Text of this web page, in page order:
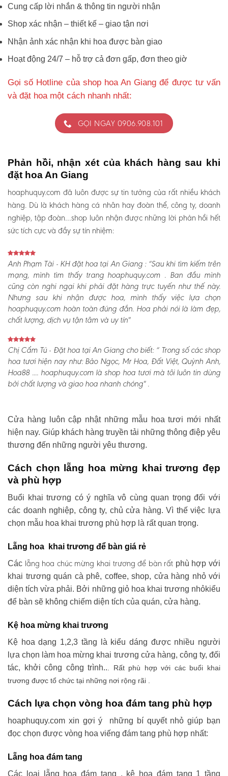
Cung cấp lời nhắn & thông tin người nhận
Shop xác nhận – thiết kế – giao tận nơi
Nhận ảnh xác nhận khi hoa được bàn giao
Hoạt động 24/7 – hỗ trợ cả đơn gấp, đơn theo giờ
Gọi số Hotline của shop hoa An Giang để được tư vấn
và đặt hoa một cách nhanh nhất:
GỌI NGAY 0906.908.101
Phản hồi, nhận xét của khách hàng sau khi
đặt hoa An Giang
hoaphuquy.com đã luôn được sự tin tưởng của rất nhiều khách
hàng. Dù là khách hàng cá nhân hay đoàn thể, công ty, doanh
nghiệp, tập đoàn…shop luôn nhận được những lời phản hồi hết
sức tích cực và đầy sự tín nhiệm:
Anh Phạm Tài - KH đặt hoa tại An Giang :“Sau khi tìm kiếm trên
mạng, mình tìm thấy trang hoaphuquy.com . Ban đầu mình
cũng còn nghi ngại khi phải đặt hàng trực tuyến như thế này.
Nhưng sau khi nhận được hoa, mình thấy việc lựa chọn
hoaphuquy.com hoàn toàn đúng đắn. Hoa phải nói là làm đẹp,
chất lượng, dịch vụ tận tâm và uy tín"
Chị Cẩm Tú - Đặt hoa tại An Giang cho biết:“ Trong số các shop
hoa tươi hiện nay như: Bảo Ngọc, Mr Hoa, Đất Việt, Quỳnh Anh,
Hoa88 .... hoaphuquy.com là shop hoa tươi mà tôi luôn tin dùng
bởi chất lượng và giao hoa nhanh chóng" .
Cửa hàng luôn cập nhật những mẫu hoa tươi mới nhất
hiện nay. Giúp khách hàng truyền tải những thông điệp yêu
thương đến những người yêu thương.
Cách chọn lẵng hoa mừng khai trương đẹp
và phù hợp
Buổi khai trương có ý nghĩa vô cùng quan trọng đối với
các doanh nghiệp, công ty, chủ cửa hàng. Vì thế việc lựa
chọn mẫu hoa khai trương phù hợp là rất quan trọng.
Lẵng hoa khai trương để bàn giá rẻ
Các lẵng hoa chúc mừng khai trương để bàn rất phù hợp với
khai trương quán cà phê, coffee, shop, cửa hàng nhỏ với
diện tích vừa phải. Bởi những giỏ hoa khai trương nhỏkiểu
để bàn sẽ không chiếm diện tích của quán, cửa hàng.
Kệ hoa mừng khai trương
Kệ hoa dạng 1,2,3 tầng là kiểu dáng được nhiều người
lựa chọn làm hoa mừng khai trương cửa hàng, công ty, đối
tác, khởi công công trình.. . Rất phù hợp với các buổi khai
trương được tổ chức tại những nơi rộng rãi .
Cách lựa chọn vòng hoa đám tang phù hợp
hoaphuquy.com xin gợi ý những bí quyết nhỏ giúp bạn
đọc chọn được vòng hoa viếng đám tang phù hợp nhất:
Lẵng hoa đám tang
Các loại lẵng hoa đám tang , kệ hoa đám tang 1 tầng